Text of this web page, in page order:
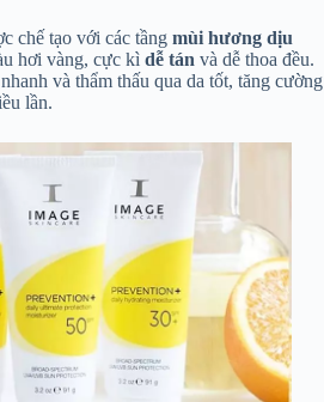
chế tạo với các tầng mùi hương dịu
hơi vàng, cực kì dễ tán và dễ thoa đều.
và thẩm thấu qua da tốt, tăng cường
lần.